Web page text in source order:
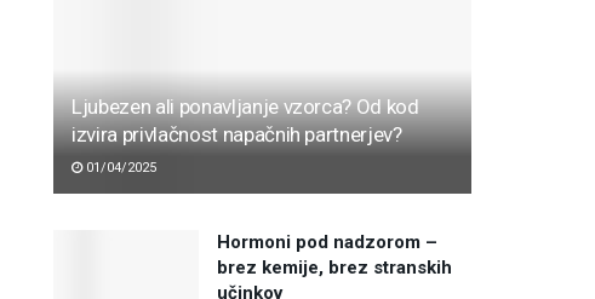
Ljubezen ali ponavljanje vzorca? Od kod
izvira privlačnost napačnih partnerjev?
01/04/2025
Hormoni pod nadzorom –
brez kemije, brez stranskih
učinkov